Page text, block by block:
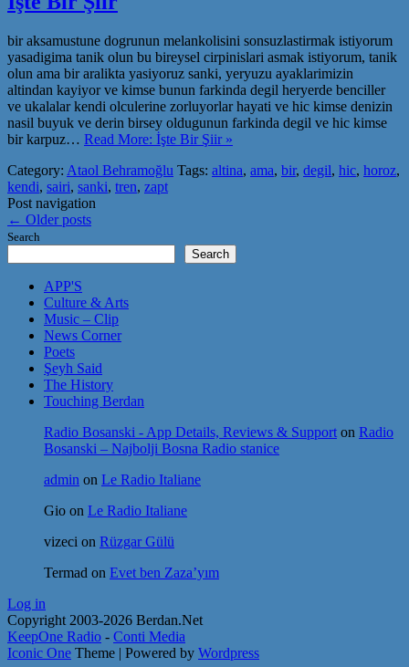
bir aksamustune dogrunun melankolisini sonsuzlastirmak istiyorum
yasadigima tanik olun bu bireysel cirpinislari asmak istiyorum, tanik
olun ama bir aralikta yasiyoruz sanki, yeryuzu ayaklarimizin
altindan kayiyor ve kimse bunun farkinda degil heryerde benciller
ve ukalalar kendi olculerine zorluyorlar hayati ve hic kimse denizin
nasil buyuk ve derin birsey oldugunun farkinda degil ve hic kimse
bir karpuz… Read More: İşte Bir Şiir »
Category: Ataol Behramoğlu Tags: altina, ama, bir, degil, hic, horoz,
kendi, sairi, sanki, tren, zapt
Post navigation
← Older posts
Search
Search
APP'S
Culture & Arts
Music – Clip
News Corner
Poets
Şeyh Said
The History
Touching Berdan
Radio Bosanski - App Details, Reviews & Support on Radio
Bosanski – Najbolji Bosna Radio stanice
admin on Le Radio Italiane
Gio on Le Radio Italiane
vizeci on Rüzgar Gülü
Termad on Evet ben Zaza’yım
Log in
Copyright 2003-2026 Berdan.Net
KeepOne Radio - Conti Media
Iconic One Theme | Powered by Wordpress